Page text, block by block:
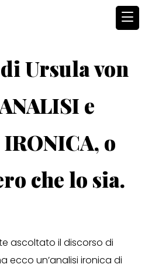
Ursula von
e
o
che lo sia.
ascoltato il discorso di
ecco un’analisi ironica di